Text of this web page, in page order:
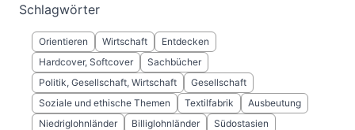
Schlagwörter
Orientieren Wirtschaft
Entdecken
Hardcover, Softcover
Sachbücher
Politik, Gesellschaft, Wirtschaft
Gesellschaft
Soziale und ethische Themen
Textilfabrik
Ausbeutung
Niedriglohnländer
Billiglohnländer
Südostasien